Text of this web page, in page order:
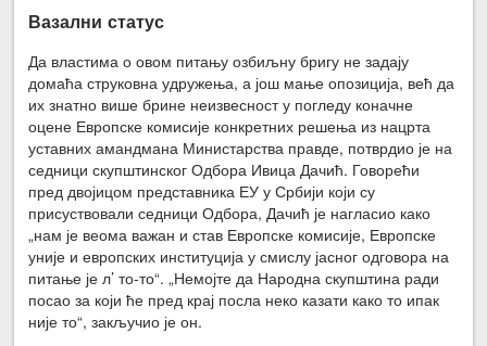
Вазални статус
Да властима о овом питању озбиљну бригу не задају
домаћа струковна удружења, а још мање опозиција, већ да
их знатно више брине неизвесност у погледу коначне
оцене Европске комисије конкретних решења из нацрта
уставних амандмана Министарства правде, потврдио је на
седници скупштинског Одбора Ивица Дачић. Говорећи
пред двојицом представника ЕУ у Србији који су
присуствовали седници Одбора, Дачић је нагласио како
„нам је веома важан и став Европске комисије, Европске
уније и европских институција у смислу јасног одговора на
питање је л’ то-то“. „Немојте да Народна скупштина ради
посао за који ће пред крај посла неко казати како то ипак
није то“, закључио је он.